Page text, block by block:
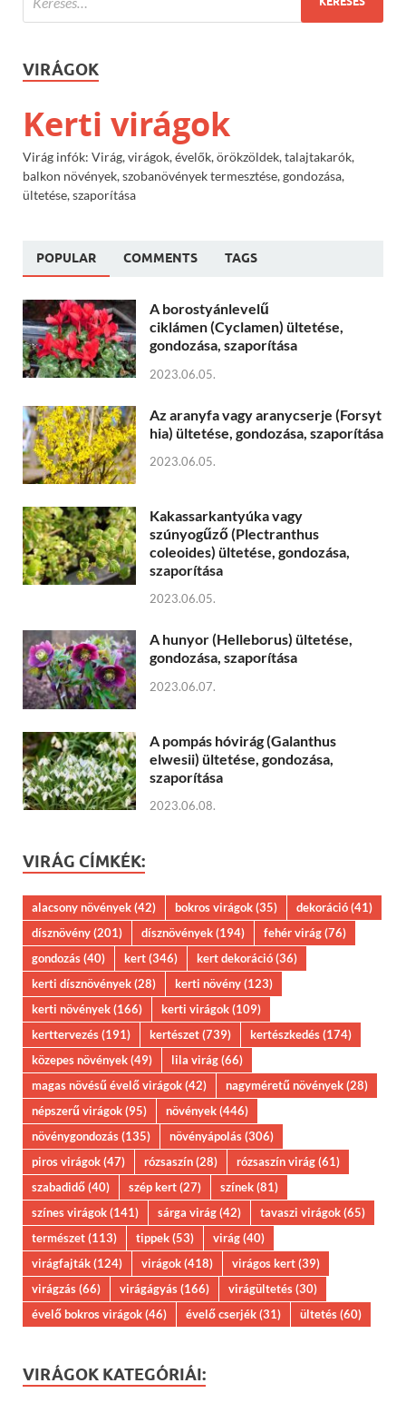
VIRÁGOK
Kerti virágok
Virág infók: Virág, virágok, évelők, örökzöldek, talajtakarók,
balkon növények, szobanövények termesztése, gondozása,
ültetése, szaporítása
POPULAR COMMENTS TAGS
A borostyánlevelű
ciklámen (Cyclamen) ültetése,
gondozása, szaporítása
2023.06.05.
Az aranyfa vagy aranycserje (Forsyt
hia) ültetése, gondozása, szaporítása
2023.06.05.
Kakassarkantyúka vagy
szúnyogűző (Plectranthus
coleoides) ültetése, gondozása,
szaporítása
2023.06.05.
A hunyor (Helleborus) ültetése,
gondozása, szaporítása
2023.06.07.
A pompás hóvirág (Galanthus
elwesii) ültetése, gondozása,
szaporítása
2023.06.08.
VIRÁG CÍMKÉK:
alacsony növények(42) bokros virágok(35) dekoráció(41)
dísznövény(201) dísznövények(194) fehér virág(76)
gondozás(40) kert(346) kert dekoráció(36)
kerti dísznövények(28) kerti növény(123)
kerti növények(166) kerti virágok(109)
kerttervezés(191) kertészet(739) kertészkedés(174)
közepes növények(49) lila virág(66)
magas növésű évelő virágok(42) nagyméretű növények(28)
népszerű virágok(95) növények(446)
növénygondozás(135) növényápolás(306)
piros virágok(47) rózsaszín(28) rózsaszín virág(61)
szabadidő(40) szép kert(27) színek(81)
színes virágok(141) sárga virág(42) tavaszi virágok(65)
természet(113) tippek(53) virág(40)
virágfajták(124) virágok(418) virágos kert(39)
virágzás(66) virágágyás(166) virágültetés(30)
évelő bokros virágok(46) évelő cserjék(31) ültetés(60)
VIRÁGOK KATEGÓRIÁI: